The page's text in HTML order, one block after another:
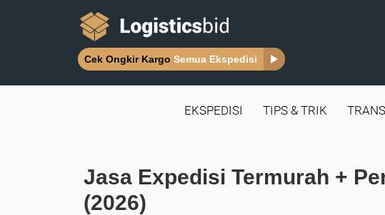
Cek Ongkir Kargo Semua Ekspedisi
EKSPEDISI TIPS & TRIK
Jasa Expedisi Termurah +
(2026)